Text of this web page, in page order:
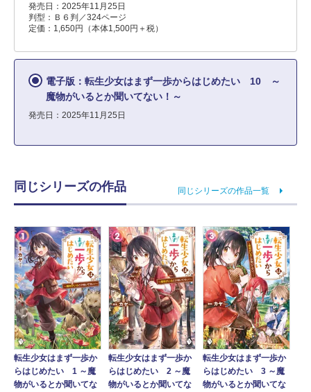
発売日：2025年11月25日
判型：Ｂ６判／324ページ
定価：1,650円（本体1,500円＋税）
電子版：転生少女はまず一歩からはじめたい 10 ～
魔物がいるとか聞いてない！～
発売日：2025年11月25日
同じシリーズの作品 同じシリーズの作品一覧
転生少女はまず一歩か
らはじめたい 1 ～魔
物がいるとか聞いてな
転生少女はまず一歩か
らはじめたい 2 ～魔
物がいるとか聞いてな
転生少女はまず一歩か
らはじめたい 3 ～魔
物がいるとか聞いてな